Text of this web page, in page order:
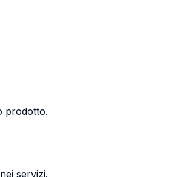
prodotto.
servizi.